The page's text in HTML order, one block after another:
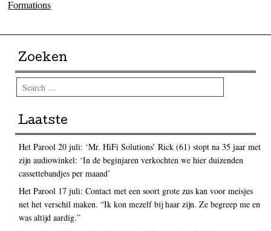
Formations
Zoeken
Search
Laatste
Het Parool 20 juli: ‘Mr. HiFi Solutions’ Rick (61) stopt na 35 jaar met
zijn audiowinkel: ‘In de beginjaren verkochten we hier duizenden
cassettebandjes per maand’
Het Parool 17 juli: Contact met een soort grote zus kan voor meisjes
net het verschil maken. “Ik kon mezelf bij haar zijn. Ze begreep me en
was altijd aardig.”